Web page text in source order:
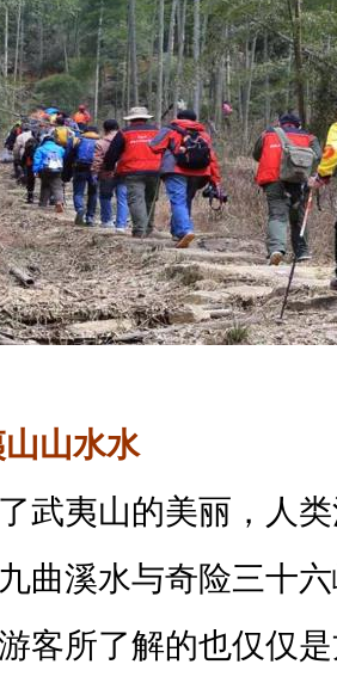
山水水
武夷山的美丽，人
曲溪水与奇险三十
客所了解的也仅仅